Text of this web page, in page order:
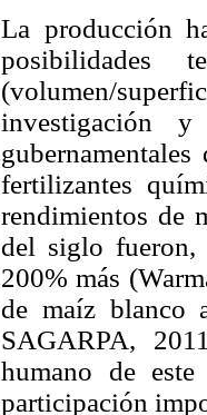
La producción
posibilidades
(volumen/
investigación y
fertilizantes
rendimientos de
del siglo
200% más
de maíz blanco
SAGARPA,
humano de
participación